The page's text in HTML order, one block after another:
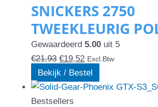
SNICKERS 2750
TWEEKLEURIG
Gewaardeerd 5.00 uit 5
€21,93 €19,52 Excl.Btw
Bekijk / Bestel
Bestsellers